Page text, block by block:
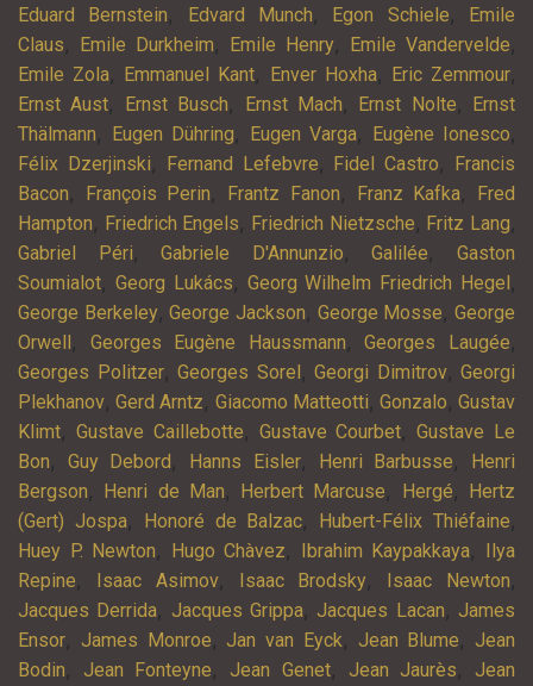
Eduard Bernstein, Edvard Munch, Egon Schiele,
Emile
Claus, Emile Durkheim, Emile Henry, Emile Vandervelde,
Emile Zola, Emmanuel Kant, Enver Hoxha, Eric Zemmour,
Ernst Aust, Ernst Busch, Ernst Mach, Ernst Nolte,
Ernst
Thälmann, Eugen Dühring, Eugen Varga, Eugène Ionesco,
Félix Dzerjinski, Fernand Lefebvre, Fidel Castro,
Francis
Bacon, François Perin, Frantz Fanon, Franz Kafka,
Fred
Hampton, Friedrich Engels, Friedrich Nietzsche, Fritz Lang,
Gabriel Péri,Gabriele D'Annunzio,Galilée,Gaston
Soumialot, Georg Lukács, Georg Wilhelm Friedrich Hegel ,
George Berkeley,George Jackson, George Mosse,George
Orwell , Georges Eugène Haussmann,Georges Laugée,
Georges Politzer, Georges Sorel , Georgi Dimitrov, Georgi
Plekhanov,Gerd Arntz, Giacomo Matteotti, Gonzalo,Gustav
Klimt, Gustave Caillebotte, Gustave Courbet,Gustave Le
Bon, Guy Debord , Hanns Eisler, Henri Barbusse,
Henri
Bergson, Henri de Man, Herbert Marcuse, Hergé,
Hertz
(Gert) Jospa, Honoré de Balzac, Hubert-Félix Thiéfaine,
Huey P. Newton, Hugo Chàvez, Ibrahim Kaypakkaya,
Ilya
Repine, Isaac Asimov, Isaac Brodsky, Isaac Newton,
Jacques Derrida, Jacques Grippa, Jacques Lacan, James
Ensor, James Monroe, Jan van Eyck, Jean Blume, Jean
Bodin, Jean Fonteyne, Jean Genet, Jean Jaurès, Jean